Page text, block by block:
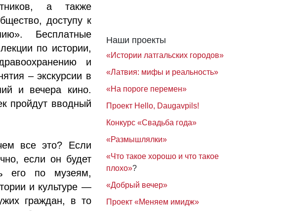
а также
доступу к
Бесплатные
по истории,
и
– экскурсии в
и вечера кино.
пройдут вводный
все это? Если
если он будет
его по музеям,
и культуре —
граждан, в то
Наши проекты
«Истории латгальских городов»
«Латвия: мифы и реальность»
«На пороге перемен»
Проект Hello, Daugavpils!
Конкурс «Свадьба года»
«Размышлялки»
«Что такое хорошо и что такое
плохо»?
«Добрый вечер»
Проект «Меняем имидж»